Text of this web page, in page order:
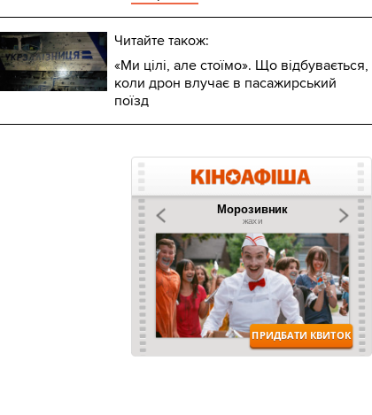
Читайте також:
«Ми цілі, але стоїмо». Що відбувається,
коли дрон влучає в пасажирський
поїзд